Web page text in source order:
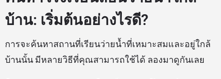
บ้าน: เริ่มต้นอย่างไรดี?
การจะค้นหาสถานที่เรียนว่ายน้ำที่เหมาะสมและอยู่ใกล้
บ้านนั้น มีหลายวิธีที่คุณสามารถใช้ได้ ลองมาดูกันเลย